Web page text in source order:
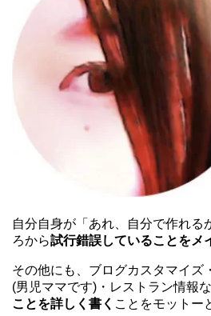
自分自身が「あれ、自分で作れる
ろから試行錯誤していることをメ
その他にも、ブログカスタマイズ
(男児ママです)・レストラン情報
ことを詳しく書く ことをモット